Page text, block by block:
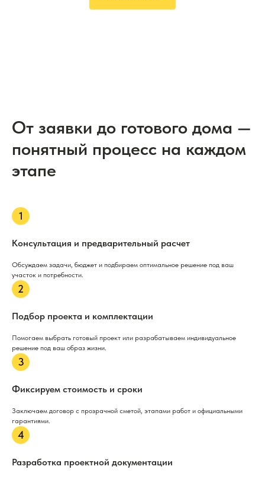
От заявки до готового дома —
понятный процесс на каждом
этапе
Консультация и предварительный расчет
Обсуждаем задачи, бюджет и подбираем оптимальное решение под ваш
участок и потребности.
Подбор проекта и комплектации
Помогаем выбрать готовый проект или разрабатываем индивидуальное
решение под ваш образ жизни.
Фиксируем стоимость и сроки
Заключаем договор с прозрачной сметой, этапами работ и официальными
гарантиями.
Разработка проектной документации